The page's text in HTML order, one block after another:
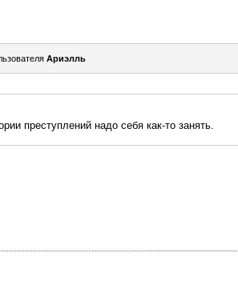
Ариэлль
преступлений надо себя как-то занять.